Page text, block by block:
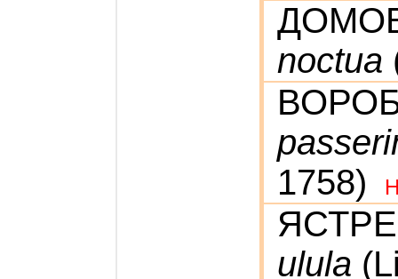
noctua
1758)
ulula